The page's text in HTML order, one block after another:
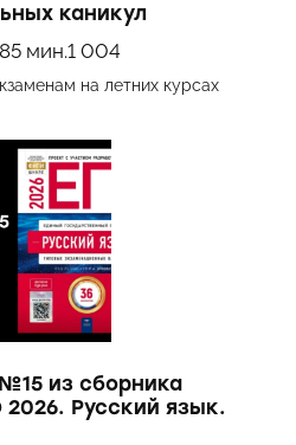
каникул
5 мин.1 004
на летних курсах
из сборника
Русский язык.